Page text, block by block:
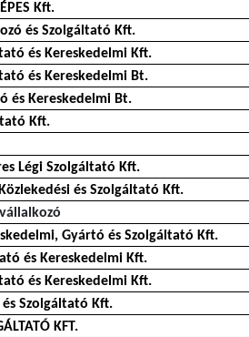
Kft.
és Szolgáltató Kft.
és Kereskedelmi Kft.
és Kereskedelmi Bt.
és Kereskedelmi Bt.
Kft.
Légi Szolgáltató Kft.
és Szolgáltató Kft.
Gyártó és Szolgáltató Kft.
és Kereskedelmi Kft.
és Kereskedelmi Kft.
és Szolgáltató Kft.
KFT.